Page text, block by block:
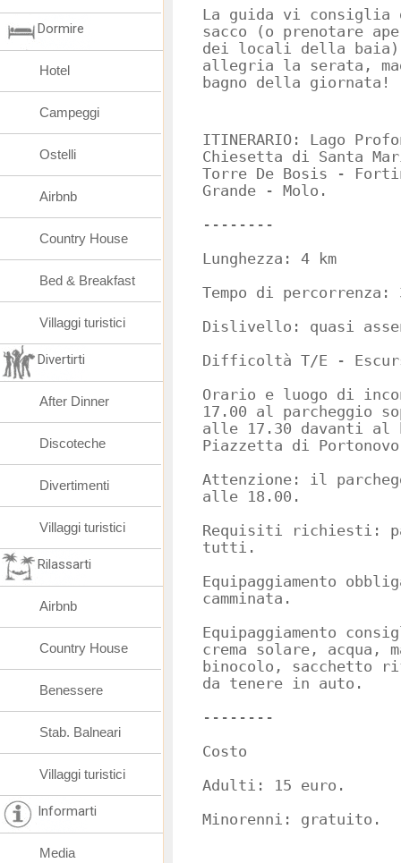
La guida vi consiglia
sacco (o prenotare
dei locali della baia)
allegria la serata,
bagno della giornata!
ITINERARIO: Lago
Chiesetta di Santa
Torre De Bosis -
Grande - Molo.
--------
Lunghezza: 4 km
Tempo di
Dislivello: quasi
Difficoltà T/E -
Orario e luogo di
17.00 al parcheggio
alle 17.30 davanti al
Piazzetta di
Attenzione: il
alle 18.00.
Requisiti richiesti:
tutti.
Equipaggiamento
camminata.
Equipaggiamento
crema solare, acqua,
binocolo, sacchetto
da tenere in auto.
--------
Costo
Adulti: 15 euro.
Minorenni: gratuito.
Dormire
Hotel
Campeggi
Ostelli
Airbnb
Country House
Bed & Breakfast
Villaggi turistici
Divertirti
After Dinner
Discoteche
Divertimenti
Villaggi turistici
Rilassarti
Airbnb
Country House
Benessere
Stab. Balneari
Villaggi turistici
Informarti
Media